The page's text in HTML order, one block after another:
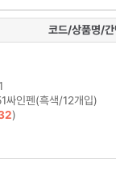
코드/상품명/간
싸인펜(흑색/12개입)
)